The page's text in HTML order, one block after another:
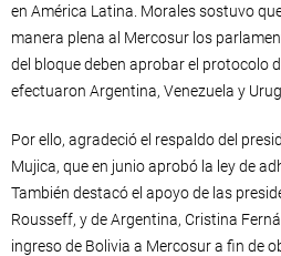
en América Latina. Morales sostuvo
manera plena al Mercosur los
del bloque deben aprobar el protocolo
efectuaron Argentina, Venezuela y
Por ello, agradeció el respaldo del
Mujica, que en junio aprobó la ley de
También destacó el apoyo de las
Rousseff, y de Argentina, Cristina
ingreso de Bolivia a Mercosur a fin de